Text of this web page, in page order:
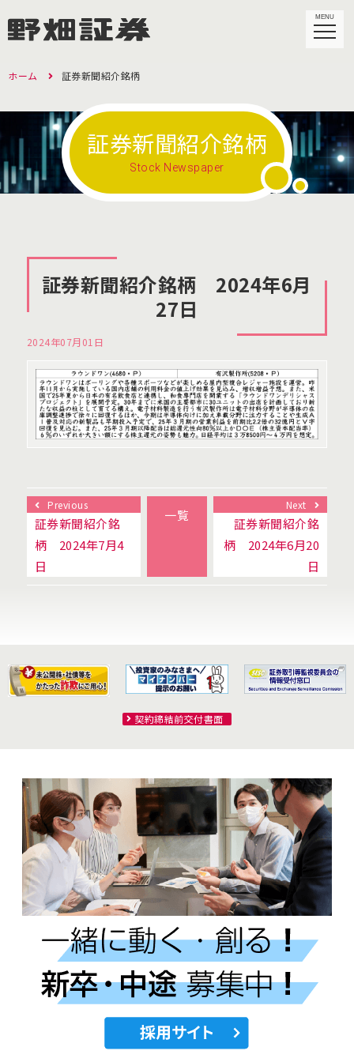
MENU
ホーム 証券新聞紹介銘柄
証券新聞紹介銘柄
Stock Newspaper
証券新聞紹介銘柄 2024年6月
27日
2024年07月01日
Previous
証券新聞紹介銘
柄 2024年7月4
日
一覧
Next
証券新聞紹介銘
柄 2024年6月20
日
契約締結前交付書面